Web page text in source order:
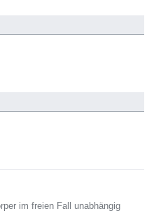
im freien Fall unabhängig